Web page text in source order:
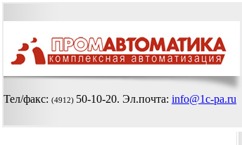
Тел/факс: (4912) 50-10-20. Эл.почта: info@1c-pa.ru